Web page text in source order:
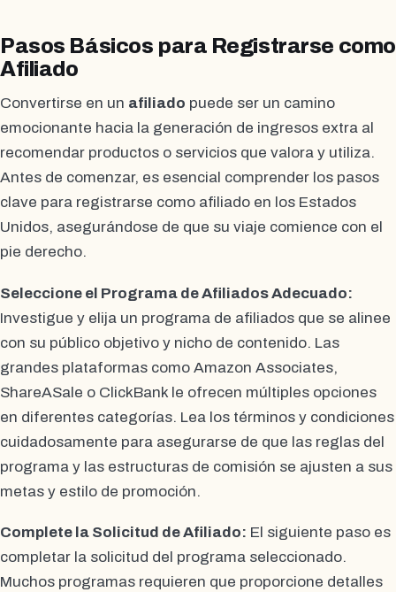
Pasos Básicos para Registrarse como
Afiliado
Convertirse en un afiliado puede ser un camino
emocionante hacia la generación de ingresos extra al
recomendar productos o servicios que valora y utiliza.
Antes de comenzar, es esencial comprender los pasos
clave para registrarse como afiliado en los Estados
Unidos, asegurándose de que su viaje comience con el
pie derecho.
Seleccione el Programa de Afiliados Adecuado:
Investigue y elija un programa de afiliados que se alinee
con su público objetivo y nicho de contenido. Las
grandes plataformas como Amazon Associates,
ShareASale o ClickBank le ofrecen múltiples opciones
en diferentes categorías. Lea los términos y condiciones
cuidadosamente para asegurarse de que las reglas del
programa y las estructuras de comisión se ajusten a sus
metas y estilo de promoción.
Complete la Solicitud de Afiliado: El siguiente paso es
completar la solicitud del programa seleccionado.
Muchos programas requieren que proporcione detalles